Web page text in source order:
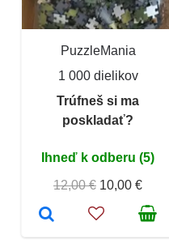
PuzzleMania
1 000 dielikov
Trúfneš si ma
poskladať?
Ihneď k odberu (5)
12,00 € 10,00 €